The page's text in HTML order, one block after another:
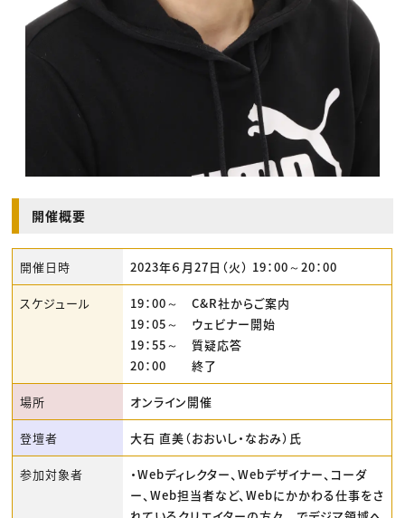
開催概要
開催日時 2023年６月27日（火） 19：00～20：00
スケジュール
19：00～ C&R社からご案内
19：05～ ウェビナー開始
19：55～ 質疑応答
20：00 終了
場所 オンライン開催
登壇者 大石 直美（おおいし・なおみ）氏
参加対象者
・Webディレクター、Webデザイナー、コーダ
ー、Web担当者など、Webにかかわる仕事をさ